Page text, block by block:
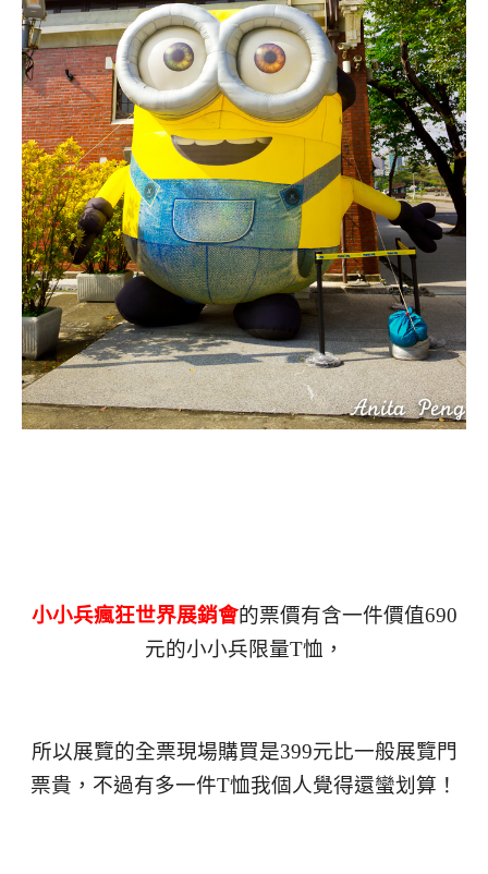
小小兵瘋狂世界展銷會的票價有含一件價值690
元的小小兵限量T恤，
所以展覽的全票現場購買是399元比一般展覽門
票貴，不過有多一件T恤我個人覺得還蠻划算！